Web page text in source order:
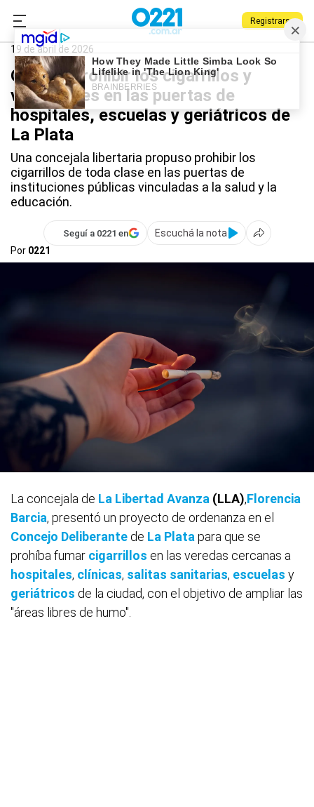
Registrarse
0221.com.ar
Cigarrillos
19 de abril de 2026
Quieren prohibir los cigarrillos y
vapeadores en las puertas de
hospitales, escuelas y geriátricos de
La Plata
Una concejala libertaria propuso prohibir los
cigarrillos de toda clase en las puertas de
instituciones públicas vinculadas a la salud y la
educación.
Seguí a 0221 en
Escuchá la nota
Por 0221
La concejala de La Libertad Avanza (LLA),Florencia
Barcia, presentó un proyecto de ordenanza en el
Concejo Deliberante de La Plata para que se
prohíba fumar cigarrillos en las veredas cercanas a
hospitales, clínicas, salitas sanitarias, escuelas y
geriátricos de la ciudad, con el objetivo de ampliar las
"áreas libres de humo".